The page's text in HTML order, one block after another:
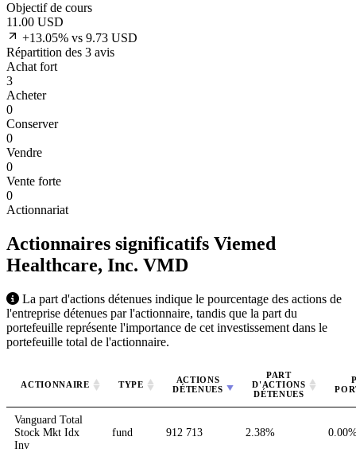
Objectif de cours
11.00 USD
+13.05% vs 9.73 USD
Répartition des 3 avis
Achat fort
3
Acheter
0
Conserver
0
Vendre
0
Vente forte
0
Actionnariat
Actionnaires significatifs Viemed
Healthcare, Inc. VMD
La part d'actions détenues indique le pourcentage des actions de
l'entreprise détenues par l'actionnaire, tandis que la part du
portefeuille représente l'importance de cet investissement dans le
portefeuille total de l'actionnaire.
ACTIONNAIRE TYPE
ACTIONS
DÉTENUES
PART
D'ACTIONS
DÉTENUES
Vanguard Total
Stock Mkt Idx
Inv
fund 912 713 2.38%